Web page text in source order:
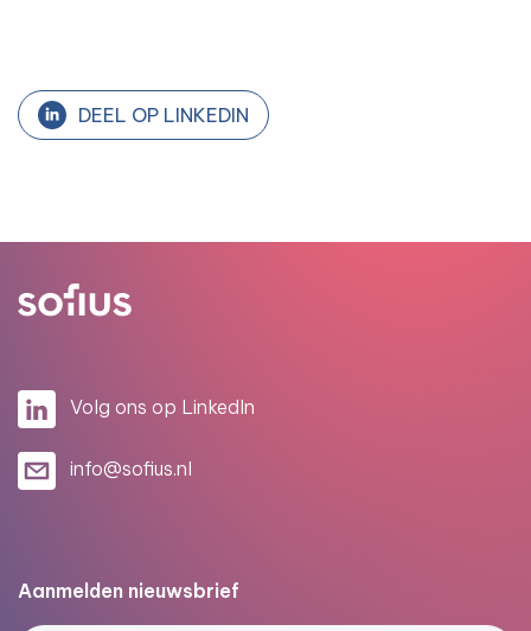
DEEL OP LINKEDIN
Volg ons op LinkedIn
info@sofius.nl
Aanmelden nieuwsbrief